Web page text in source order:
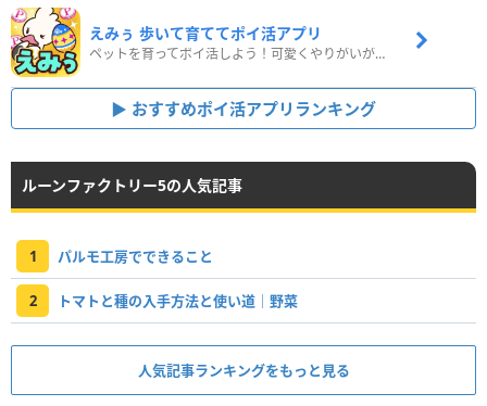
えみぅ 歩いて育ててポイ活アプリ
ペットを育ってポイ活しよう！可愛くやりがいがある新感覚アプリ
おすすめポイ活アプリランキング
ルーンファクトリー5の人気記事
1 パルモ工房でできること
2 トマトと種の入手方法と使い道｜野菜
人気記事ランキングをもっと見る